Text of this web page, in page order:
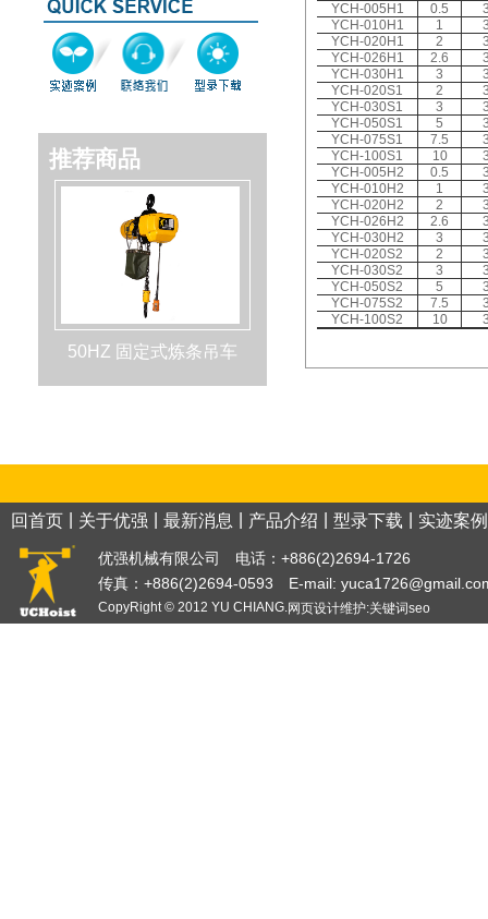
推荐商品
50HZ 固定式炼条吊车
YCH-005H1
0.5
YCH-010H1
1
YCH-020H1
2
YCH-026H1
2.6
YCH-030H1
3
YCH-020S1
2
YCH-030S1
3
YCH-050S1
5
YCH-075S1
7.5
YCH-100S1
10
YCH-005H2
0.5
YCH-010H2
1
YCH-020H2
2
YCH-026H2
2.6
YCH-030H2
3
YCH-020S2
2
YCH-030S2
3
YCH-050S2
5
YCH-075S2
7.5
YCH-100S2
10
回首页 关于优强 最新消息 产品介绍 型录下载 实迹案例
优强机械有限公司 电话：+886(2)2694-1726
传真：+886(2)2694-0593 E-mail:
CopyRight © 2012 YU CHIANG.网页设计维护:关键词seo